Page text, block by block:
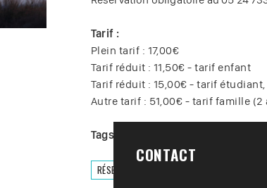
Tarif :
Plein tarif : 17,00€
Tarif réduit : 11,50€ - tarif enfant
Tarif réduit : 15,00€ - tarif
Autre tarif : 51,00€ - tarif famille (2
Tags :
RÉSERVER
CONTACT